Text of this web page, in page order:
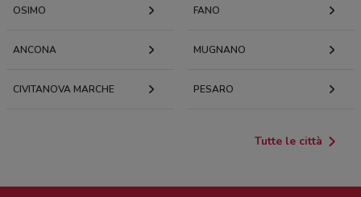
OSIMO FANO
ANCONA MUGNANO
CIVITANOVA MARCHE PESARO
Tutte le città